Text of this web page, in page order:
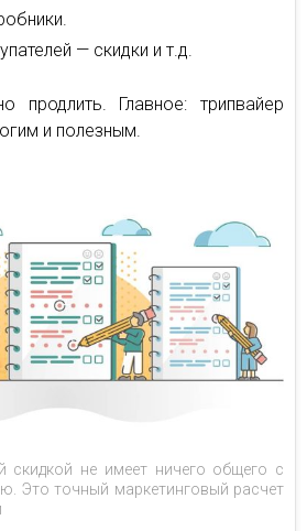
— скидки и т.д.
продлить. Главное: трипвайер
и полезным.
скидкой не имеет ничего общего с
Это точный маркетинговый расчет